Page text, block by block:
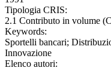
Tipologia CRIS:
2.1 Contributo in volume
Keywords:
Sportelli bancari;
Innovazione
Elenco autori: